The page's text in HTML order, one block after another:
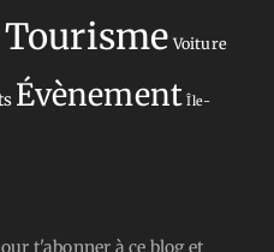
Tourisme Voiture
Évènement Île-
t'abonner à ce blog et